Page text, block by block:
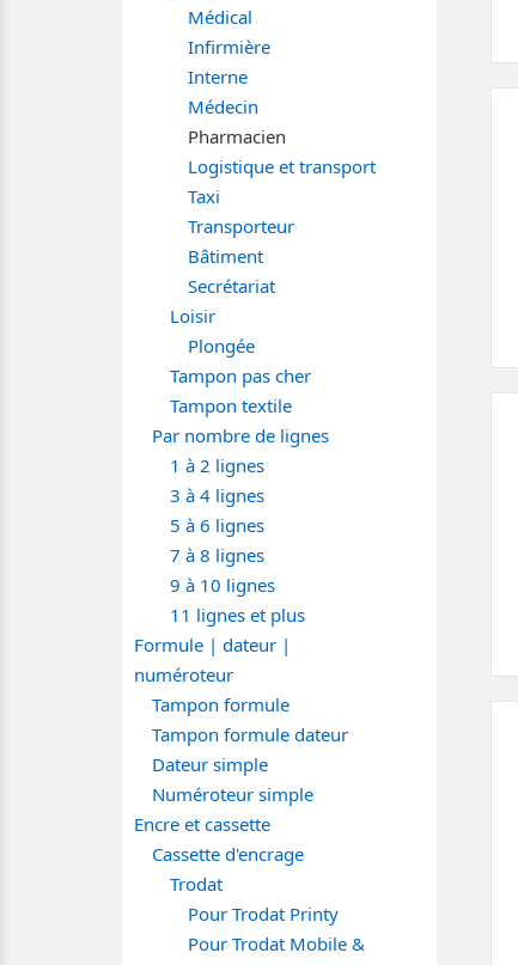
Médical
Infirmière
Interne
Médecin
Pharmacien
Logistique et transport
Taxi
Transporteur
Bâtiment
Secrétariat
Loisir
Plongée
Tampon pas cher
Tampon textile
Par nombre de lignes
1 à 2 lignes
3 à 4 lignes
5 à 6 lignes
7 à 8 lignes
9 à 10 lignes
11 lignes et plus
Formule | dateur |
numéroteur
Tampon formule
Tampon formule dateur
Dateur simple
Numéroteur simple
Encre et cassette
Cassette d'encrage
Trodat
Pour Trodat Printy
Pour Trodat Mobile &